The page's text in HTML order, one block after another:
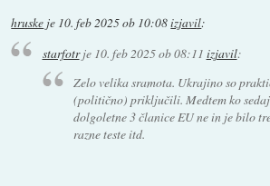
hruske je 10. feb 2025 ob 10:08izjavil:
starfotrje 10. feb 2025 ob 08:11 izjavil:
Zelo velika sramota. Ukrajino so
(politično) priključili. Medtem ko
dolgoletne 3 članice EU ne in je bilo
razne teste itd.